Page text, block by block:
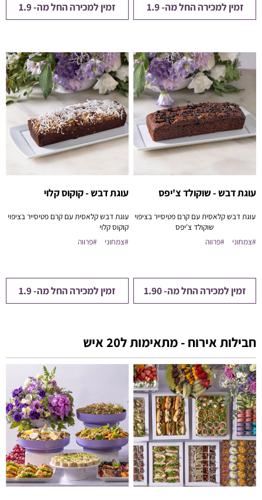
זמין למכירה החל מה- 1.9 זמין למכירה החל מה- 1.9
עוגת דבש - שוקולד צ'יפס
עוגת דבש קלאסית עם קרם פטיסייר בציפוי
שוקולד צ'יפס
#צמחוני
#פרווה
זמין למכירה החל מה- 1.90
עוגת דבש - קוקוס קלוי
עוגת דבש קלאסית עם קרם פטיסייר בציפוי
קוקוס קלוי
#צמחוני
#פרווה
זמין למכירה החל מה- 1.9
חבילות אירוח - מתאימות ל20 איש